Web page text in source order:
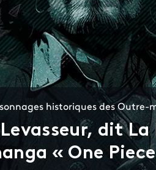
historiques des Outre-
dit La
« One